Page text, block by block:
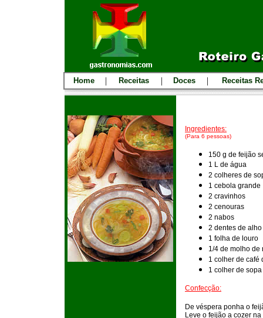
Home | Receitas | Doces | Receitas
Ingredientes:
(Para 6 pessoas)
150 g de feijão
1 L de água
2 colheres de
1 cebola grande
2 cravinhos
2 cenouras
2 nabos
2 dentes de alho
1 folha de louro
1/4 de molho de
1 colher de café
1 colher de
Confecção:
De véspera ponha o
Leve o feijão a cozer